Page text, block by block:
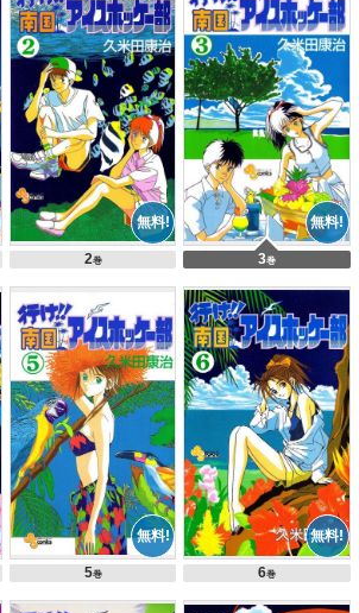
2巻 3巻
5巻 6巻